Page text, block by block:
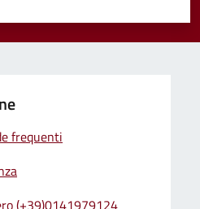
su 5
5
frequenti
(+39)0141979124